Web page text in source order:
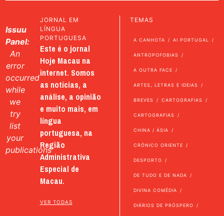
Issuu
Panel:
An
error
occurred
while
we
try
list
your
publications
JORNAL EM
LÍNGUA
PORTUGUESA
Este é o jornal
Hoje Macau na
internet. Somos
as notícias, a
análise, a opinião
e muito mais, em
língua
portuguesa, na
Região
Administrativa
Especial de
Macau.
VER TODAS
TEMAS
A CANHOTA AI PORTUGAL
ANTROPOFOBIAS
A OUTRA FACE
ARTES, LETRAS E IDEIAS
BREVES CARTOGRAFIAS
CARTOGRAFIAS
CHINA / ÁSIA
CRÓNICO ORIENTE
DESPORTO
DE TUDO E DE NADA
DIVINA COMÉDIA
DIÁRIOS DE PRÓSPERO